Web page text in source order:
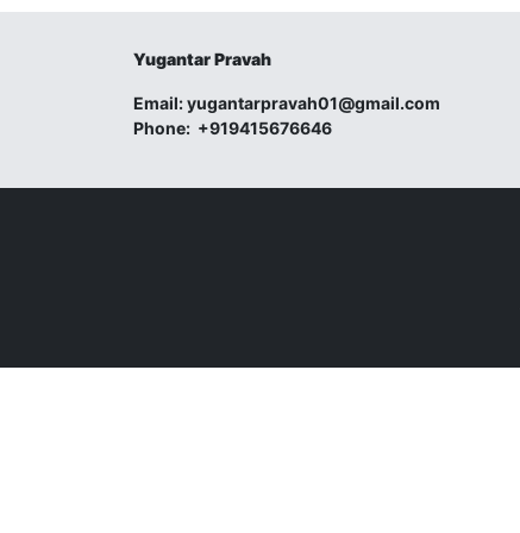
Yugantar Pravah
Email:yugantarpravah01@gmail.com
Phone: +919415676646